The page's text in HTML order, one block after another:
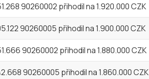
90260002 přihodil na 1.920.000 CZK
90260005 přihodil na 1.900.000 CZK
90260002 přihodil na 1.880.000 CZK
90260005 přihodil na 1.860.000 CZK